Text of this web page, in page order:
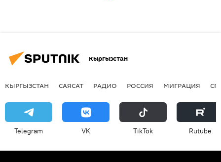
Кыргызстан
КЫРГЫЗСТАН САЯСАТ РАДИО РОССИЯ МИГРАЦИЯ
Telegram VK ТikТоk Rutube